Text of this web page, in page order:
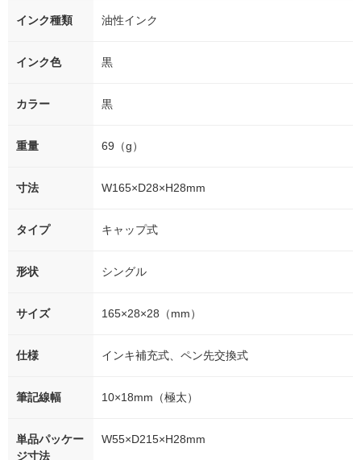
インク種類 油性インク
インク色 黒
カラー 黒
重量 69（g）
寸法 W165×D28×H28mm
タイプ キャップ式
形状 シングル
サイズ 165×28×28（mm）
仕様 インキ補充式、ペン先交換式
筆記線幅 10×18mm（極太）
単品パッケー
ジ寸法
W55×D215×H28mm